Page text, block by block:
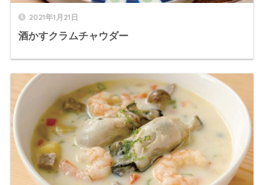
2021年1月21日
酒かすクラムチャウダー